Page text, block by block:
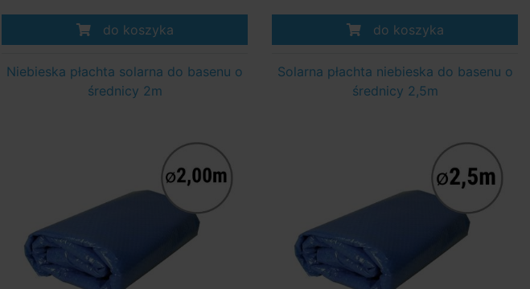
do koszyka do koszyka
Niebieska płachta solarna do basenu o
średnicy 2m
Solarna płachta niebieska do basenu o
średnicy 2,5m